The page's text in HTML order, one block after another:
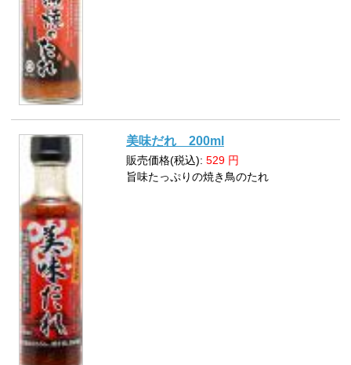
美味だれ 200ml
販売価格(税込): 529 円
旨味たっぷりの焼き鳥のたれ